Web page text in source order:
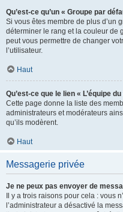
Qu’est-ce qu’un « Groupe par
Si vous êtes membre de plus d’un
déterminer le rang et la couleur de
peut vous permettre de changer
l’utilisateur.
Haut
Qu’est-ce que le lien « L’équipe
Cette page donne la liste des
administrateurs et modérateurs
qu’ils modèrent.
Haut
Messagerie privée
Je ne peux pas envoyer de
Il y a trois raisons pour cela : vous
l’administrateur a désactivé la